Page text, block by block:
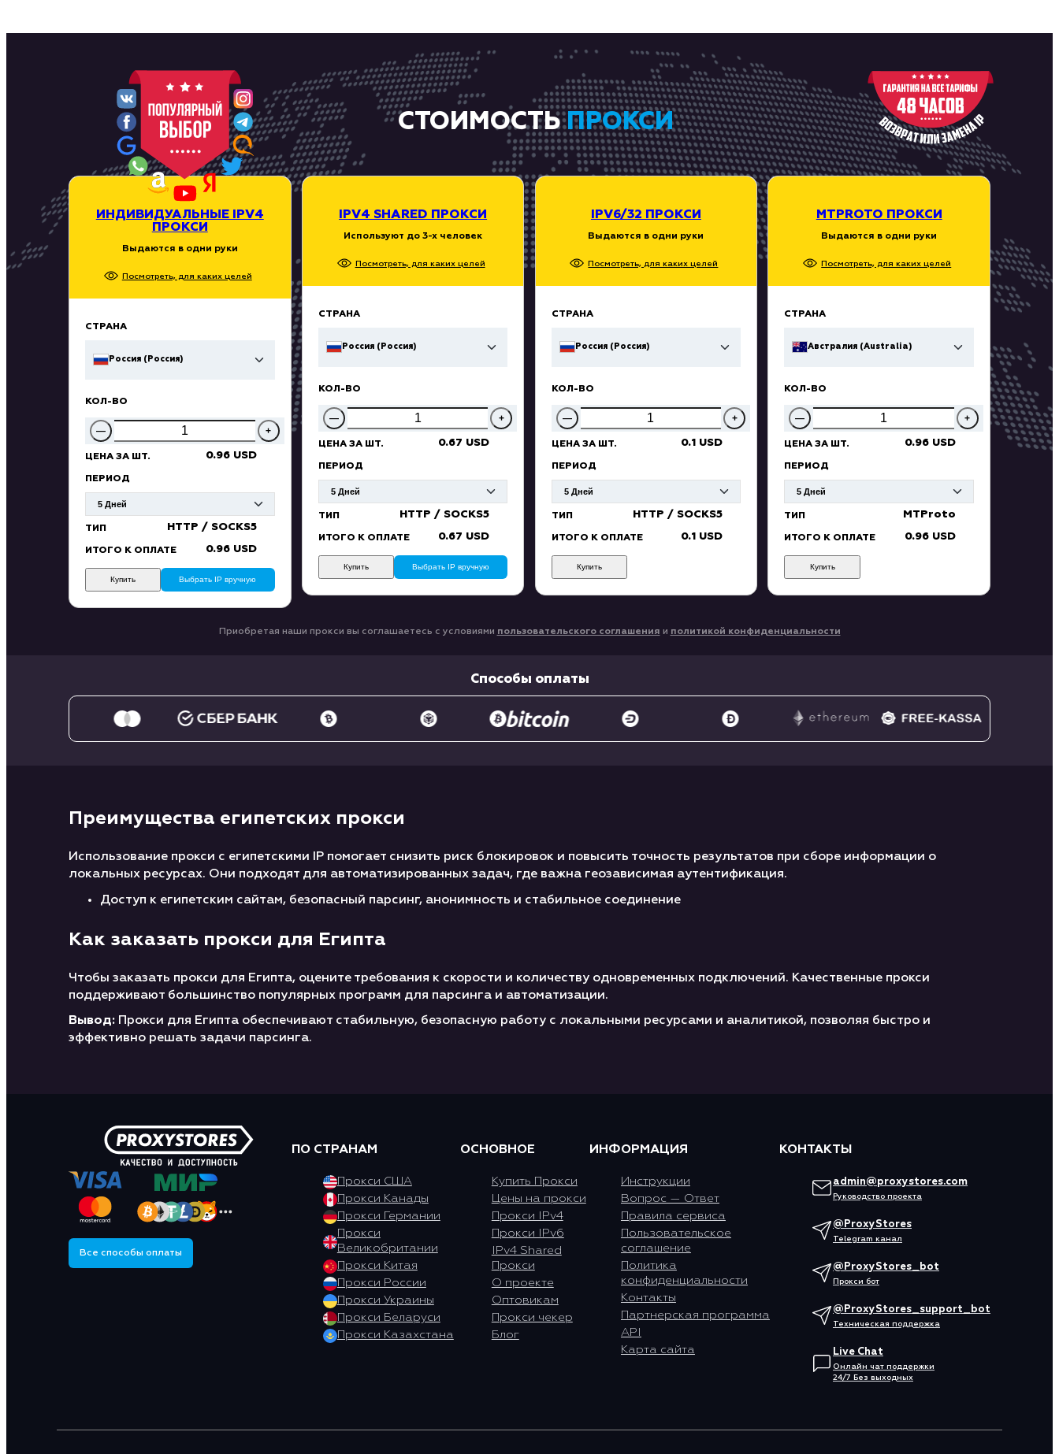
СТОИМОСТЬПРОКСИ
IPV4 SHARED ПРОКСИ
Используют до 3-х человек
Посмотреть, для каких целей
СТРАНА
Россия (Россия)
КОЛ-ВО
— +
ЦЕНА ЗА ШТ. 0.67 USD
ПЕРИОД
ТИП HTTP / SOCKS5
ИТОГО К ОПЛАТЕ 0.67 USD
Выбрать IP вручную
Купить
ИНДИВИДУАЛЬНЫЕ IPV4
ПРОКСИ
Выдаются в одни руки
Посмотреть, для каких целей
СТРАНА
Россия (Россия)
КОЛ-ВО
— +
ЦЕНА ЗА ШТ. 0.96 USD
ПЕРИОД
ТИП HTTP / SOCKS5
ИТОГО К ОПЛАТЕ 0.96 USD
Выбрать IP вручную
Купить
IPV6/32 ПРОКСИ
Выдаются в одни руки
Посмотреть, для каких целей
СТРАНА
Россия (Россия)
КОЛ-ВО
— +
ЦЕНА ЗА ШТ. 0.1 USD
ПЕРИОД
ТИП HTTP / SOCKS5
ИТОГО К ОПЛАТЕ 0.1 USD
Купить
MTPROTO ПРОКСИ
Выдаются в одни руки
Посмотреть, для каких целей
СТРАНА
Австралия (Australia)
КОЛ-ВО
— +
ЦЕНА ЗА ШТ. 0.96 USD
ПЕРИОД
ТИП MTProto
ИТОГО К ОПЛАТЕ 0.96 USD
Купить
Приобретая наши прокси вы соглашаетесь с условиями пользовательского соглашения и политикой конфиденциальности
Способы оплаты
Преимущества египетских прокси
Использование прокси с египетскими IP помогает снизить риск блокировок и повысить точность результатов при сборе информации о
локальных ресурсах. Они подходят для автоматизированных задач, где важна геозависимая аутентификация.
Доступ к египетским сайтам, безопасный парсинг, анонимность и стабильное соединение
Как заказать прокси для Египта
Чтобы заказать прокси для Египта, оцените требования к скорости и количеству одновременных подключений. Качественные прокси
поддерживают большинство популярных программ для парсинга и автоматизации.
Вывод: Прокси для Египта обеспечивают стабильную, безопасную работу с локальными ресурсами и аналитикой, позволяя быстро и
эффективно решать задачи парсинга.
Все способы оплаты
ПО СТРАНАМ
Прокси США
Прокси Канады
Прокси Германии
Прокси
Великобритании
Прокси Китая
Прокси России
Прокси Украины
Прокси Беларуси
Прокси Казахстана
ОСНОВНОЕ
Купить Прокси
Цены на прокси
Прокси IPv4
Прокси IPv6
IPv4 Shared
Прокси
О проекте
Оптовикам
Прокси чекер
Блог
ИНФОРМАЦИЯ
Инструкции
Вопрос — Ответ
Правила сервиса
Пользовательское
соглашение
Политика
конфиденциальности
Контакты
Партнерская программа
API
Карта сайта
КОНТАКТЫ
admin@proxystores.com
Руководство проекта
@ProxyStores
Telegram канал
@ProxyStores_bot
Прокси бот
@ProxyStores_support_bot
Техническая поддержка
Live Chat
Онлайн чат поддержки
24/7 Без выходных